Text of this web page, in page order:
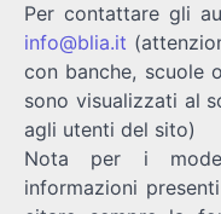
Per contattare gli
info@blia.it
con banche, scuole
sono visualizzati al
agli utenti del sito)
Nota per i
informazioni